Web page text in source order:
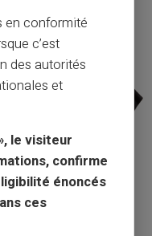
en conformité
c’est
des autorités
et
le visiteur
confirme
énoncés
ces